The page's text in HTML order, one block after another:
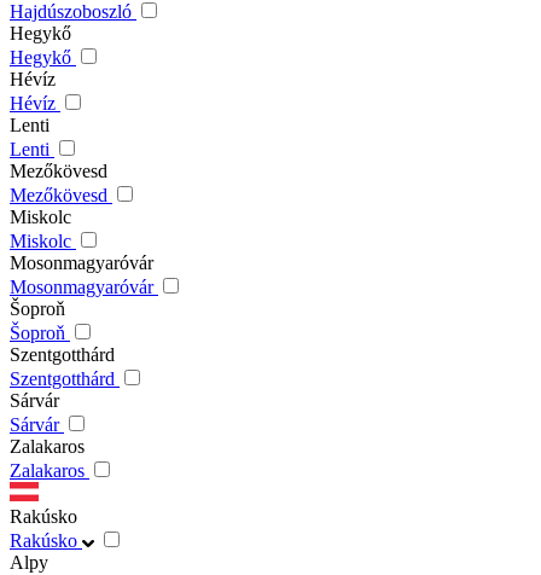
Hajdúszoboszló
Hegykő
Hegykő
Hévíz
Hévíz
Lenti
Lenti
Mezőkövesd
Mezőkövesd
Miskolc
Miskolc
Mosonmagyaróvár
Mosonmagyaróvár
Šoproň
Šoproň
Szentgotthárd
Szentgotthárd
Sárvár
Sárvár
Zalakaros
Zalakaros
Rakúsko
Rakúsko
Alpy